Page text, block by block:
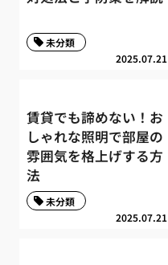
2025.07.21
未分類
賃貸でも諦めない！お
しゃれな照明で部屋の
雰囲気を格上げする方
法
2025.07.21
未分類